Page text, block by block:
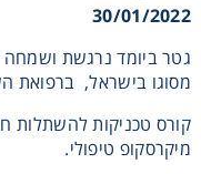
30/01/2022
גטר ביומד נרגשת ושמחה
מסוגו בישראל, ברפואת
קורס טכניקות להשתלות
מיקרסקופ טיפולי.
Concentration